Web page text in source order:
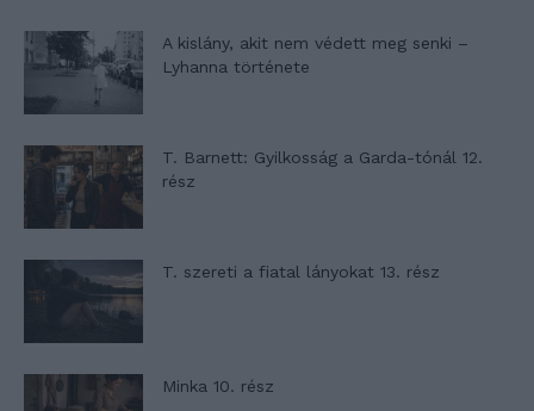
A kislány, akit nem védett meg senki –
Lyhanna története
T. Barnett: Gyilkosság a Garda-tónál 12.
rész
T. szereti a fiatal lányokat 13. rész
Minka 10. rész